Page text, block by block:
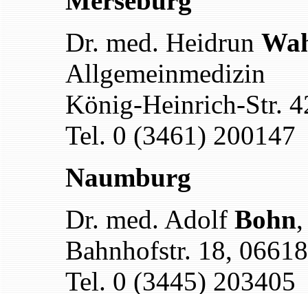
Dr. med. Heidrun
Allgemeinmedizin
König-Heinrich-Str.
Tel. 0 (3461) 200147
Naumburg
Dr. med. Adolf Bohn
Bahnhofstr. 18,
Tel. 0 (3445) 203405